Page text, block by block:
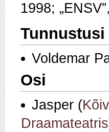
1998;
Tunnustusi
Voldemar
Osi
Jasper (
Draamateatris